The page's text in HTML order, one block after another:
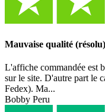
Mauvaise qualité (résolu)
L'affiche commandée est
sur le site. D'autre part le
Fedex). Ma...
Bobby Peru